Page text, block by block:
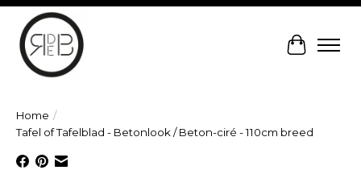
Home /
Tafel of Tafelblad - Betonlook / Beton-ciré - 110cm breed